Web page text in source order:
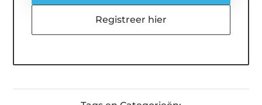
Registreer hier